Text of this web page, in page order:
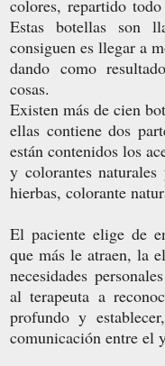
colores, repartido
Estas botellas son
consiguen es llegar a
dando como
cosas.
Existen más de cien
ellas contiene dos
están contenidos los
y colorantes
hierbas, colorante
El paciente elige de
que más le atraen, la
necesidades
al terapeuta a
profundo y
comunicación entre el